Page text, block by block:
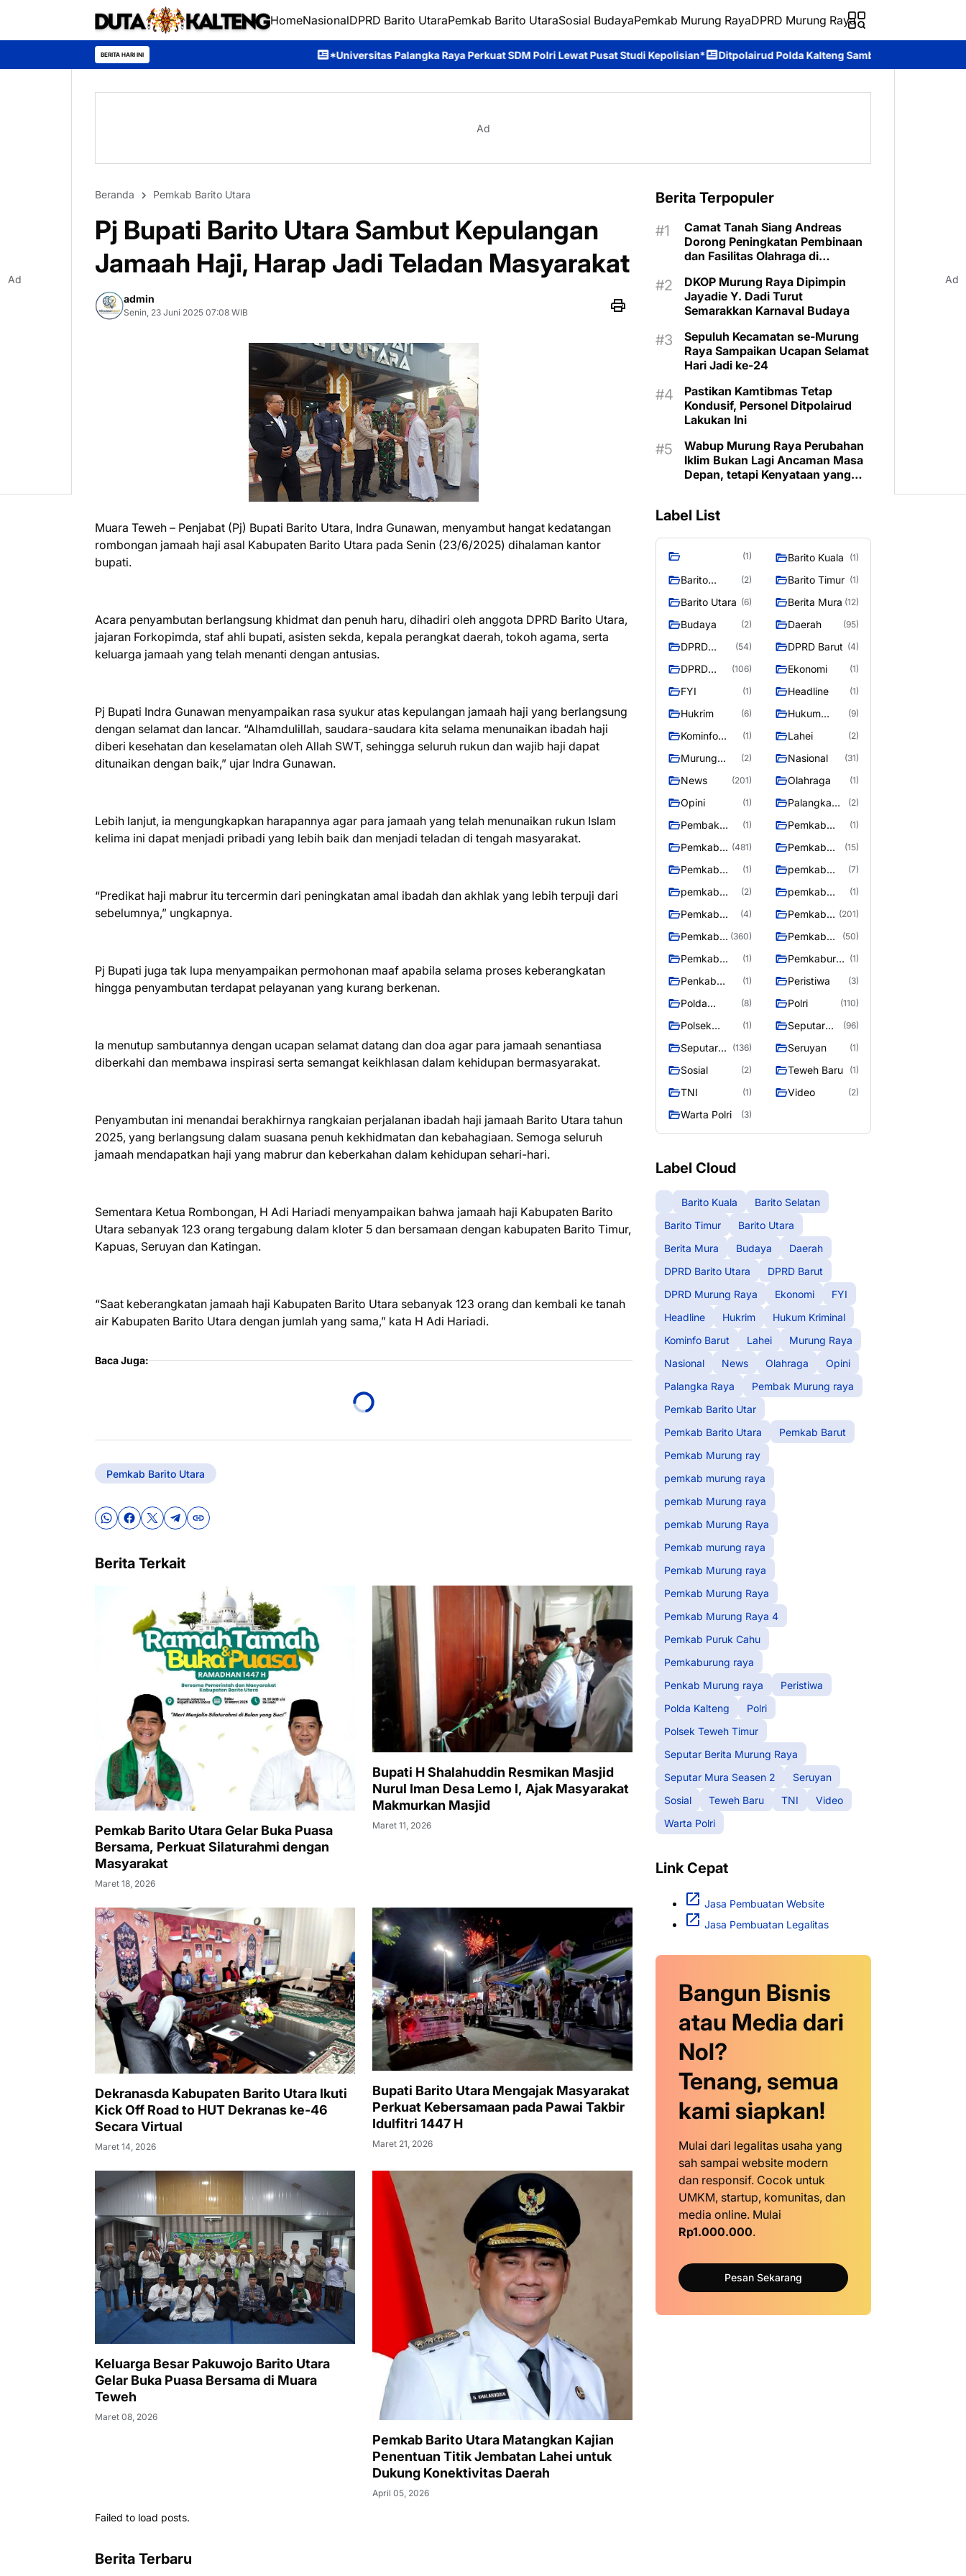
HomeNasionalDPRD Barito UtaraPemkab Barito UtaraSosial BudayaPemkab Murung RayaDPRD Murung Raya
BERITA HARI INI *Universitas Palangka Raya Perkuat SDM Polri Lewat Pusat Studi Kepolisian* Ditpolairud Polda Kalteng Sambangi Masyarakat, Berikan Edukasi
Ad
Beranda Pemkab Barito Utara
Pj Bupati Barito Utara Sambut Kepulangan
Jamaah Haji, Harap Jadi Teladan Masyarakat
admin
Senin, 23 Juni 2025 07:08 WIB
Muara Teweh – Penjabat (Pj) Bupati Barito Utara, Indra Gunawan, menyambut hangat kedatangan
rombongan jamaah haji asal Kabupaten Barito Utara pada Senin (23/6/2025) dihalaman kantor
bupati.
Acara penyambutan berlangsung khidmat dan penuh haru, dihadiri oleh anggota DPRD Barito Utara,
jajaran Forkopimda, staf ahli bupati, asisten sekda, kepala perangkat daerah, tokoh agama, serta
keluarga jamaah yang telah menanti dengan antusias.
Pj Bupati Indra Gunawan menyampaikan rasa syukur atas kepulangan jamaah haji yang berlangsung
dengan selamat dan lancar. “Alhamdulillah, saudara-saudara kita selama menunaikan ibadah haji
diberi kesehatan dan keselamatan oleh Allah SWT, sehingga seluruh rukun dan wajib haji dapat
ditunaikan dengan baik,” ujar Indra Gunawan.
Lebih lanjut, ia mengungkapkan harapannya agar para jamaah yang telah menunaikan rukun Islam
kelima ini dapat menjadi pribadi yang lebih baik dan menjadi teladan di tengah masyarakat.
“Predikat haji mabrur itu tercermin dari peningkatan amal ibadah dan akhlak yang lebih terpuji dari
sebelumnya,” ungkapnya.
Pj Bupati juga tak lupa menyampaikan permohonan maaf apabila selama proses keberangkatan
hingga penyambutan terdapat pelayanan yang kurang berkenan.
Ia menutup sambutannya dengan ucapan selamat datang dan doa agar para jamaah senantiasa
diberkahi dan membawa inspirasi serta semangat keikhlasan dalam kehidupan bermasyarakat.
Penyambutan ini menandai berakhirnya rangkaian perjalanan ibadah haji jamaah Barito Utara tahun
2025, yang berlangsung dalam suasana penuh kekhidmatan dan kebahagiaan. Semoga seluruh
jamaah mendapatkan haji yang mabrur dan keberkahan dalam kehidupan sehari-hari.
Sementara Ketua Rombongan, H Adi Hariadi menyampaikan bahwa jamaah haji Kabupaten Barito
Utara sebanyak 123 orang tergabung dalam kloter 5 dan bersamaan dengan kabupaten Barito Timur,
Kapuas, Seruyan dan Katingan.
“Saat keberangkatan jamaah haji Kabupaten Barito Utara sebanyak 123 orang dan kembali ke tanah
air Kabupaten Barito Utara dengan jumlah yang sama,” kata H Adi Hariadi.
Baca Juga:
Pemkab Barito Utara
Berita Terkait
Pemkab Barito Utara Gelar Buka Puasa
Bersama, Perkuat Silaturahmi dengan
Masyarakat
Maret 18, 2026
Bupati H Shalahuddin Resmikan Masjid
Nurul Iman Desa Lemo I, Ajak Masyarakat
Makmurkan Masjid
Maret 11, 2026
Dekranasda Kabupaten Barito Utara Ikuti
Kick Off Road to HUT Dekranas ke-46
Secara Virtual
Maret 14, 2026
Bupati Barito Utara Mengajak Masyarakat
Perkuat Kebersamaan pada Pawai Takbir
Idulfitri 1447 H
Maret 21, 2026
Keluarga Besar Pakuwojo Barito Utara
Gelar Buka Puasa Bersama di Muara
Teweh
Maret 08, 2026
Pemkab Barito Utara Matangkan Kajian
Penentuan Titik Jembatan Lahei untuk
Dukung Konektivitas Daerah
April 05, 2026
Failed to load posts.
Berita Terbaru
Berita Terpopuler
Camat Tanah Siang Andreas
Dorong Peningkatan Pembinaan
dan Fasilitas Olahraga di
DKOP Murung Raya Dipimpin
Jayadie Y. Dadi Turut
Semarakkan Karnaval Budaya
Sepuluh Kecamatan se-Murung
Raya Sampaikan Ucapan Selamat
Hari Jadi ke-24
Pastikan Kamtibmas Tetap
Kondusif, Personel Ditpolairud
Lakukan Ini
Wabup Murung Raya Perubahan
Iklim Bukan Lagi Ancaman Masa
Depan, tetapi Kenyataan yang
Label List
(1) Barito Kuala (1)
Barito
(2) Barito Timur (1)
Barito Utara (6) Berita Mura (12)
Budaya (2) Daerah (95)
DPRD
Utara
(54) DPRD Barut (4)
DPRD
Raya
(106) Ekonomi (1)
FYI (1) Headline (1)
Hukrim (6)
Hukum
(9)
Kominfo
(1) Lahei (2)
Murung
(2) Nasional (31)
News (201) Olahraga (1)
Opini (1)
Palangka
(2)
Pembak
Murung raya
(1)
Pemkab
(1)
Pemkab
Utara
(481)
Pemkab
(15)
Pemkab
(1)
pemkab
(7)
pemkab
(2)
pemkab
Raya
(1)
Pemkab
murung raya
(4)
Pemkab
raya
(201)
Pemkab
Raya
(360)
Pemkab
Raya 4
(50)
Pemkab
(1)
Pemkaburun (1)
Penkab
(1) Peristiwa (3)
Polda
(8) Polri (110)
Polsek
Teweh Timur
(1)
Seputar
Murung
Raya
(96)
Seputar
Seasen 2
(136) Seruyan (1)
Sosial (2) Teweh Baru (1)
TNI (1) Video (2)
Warta Polri (3)
Label Cloud
Barito Kuala
Barito Selatan
Barito Timur
Barito Utara
Berita Mura
Budaya
Daerah
DPRD Barito Utara
DPRD Barut
DPRD Murung Raya
Ekonomi
FYI
Headline
Hukrim
Hukum Kriminal
Kominfo Barut
Lahei
Murung Raya
Nasional
News Olahraga
Opini
Palangka Raya
Pembak Murung raya
Pemkab Barito Utar
Pemkab Barito Utara
Pemkab Barut
Pemkab Murung ray
pemkab murung raya
pemkab Murung raya
pemkab Murung Raya
Pemkab murung raya
Pemkab Murung raya
Pemkab Murung Raya
Pemkab Murung Raya 4
Pemkab Puruk Cahu
Pemkaburung raya
Penkab Murung raya
Peristiwa
Polda Kalteng
Polri
Polsek Teweh Timur
Seputar Berita Murung Raya
Seputar Mura Seasen 2
Seruyan
Sosial
Teweh Baru TNI
Video
Warta Polri
Link Cepat
Jasa Pembuatan Website
Jasa Pembuatan Legalitas
Bangun Bisnis
atau Media dari
Nol?
Tenang, semua
kami siapkan!
Mulai dari legalitas usaha yang
sah sampai website modern
dan responsif. Cocok untuk
UMKM, startup, komunitas, dan
media online. Mulai
Rp1.000.000.
Pesan Sekarang
Ad Ad